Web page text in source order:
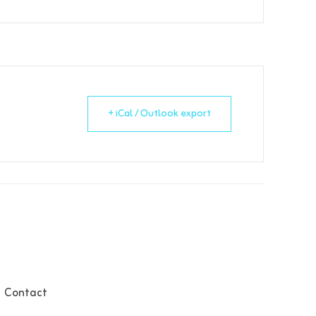
+ iCal / Outlook export
Contact